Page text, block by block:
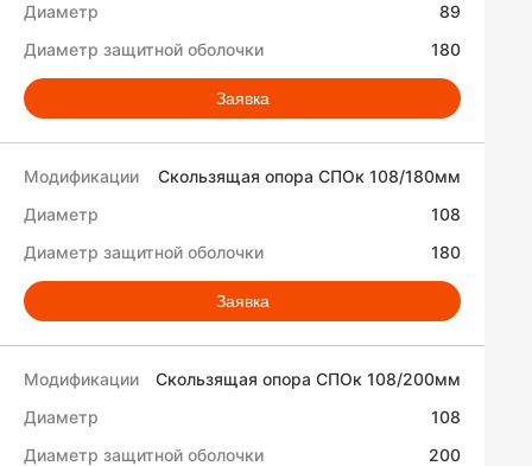
89
180
Заявка
Скользящая опора СПОк 108/180мм
108
180
Заявка
Скользящая опора СПОк 108/200мм
108
200